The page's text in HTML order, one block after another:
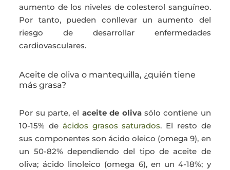
aumento de los niveles de colesterol sanguíneo.
Por tanto, pueden conllevar un aumento del
riesgo de desarrollar enfermedades
cardiovasculares.
Aceite de oliva o mantequilla, ¿quién tiene
más grasa?
Por su parte, el aceite de olivasólo contiene un
10-15% de ácidos grasos saturados. El resto de
sus componentes son ácido oleico (omega 9), en
un 50-82% dependiendo del tipo de aceite de
oliva; ácido linoleico (omega 6), en un 4-18%; y